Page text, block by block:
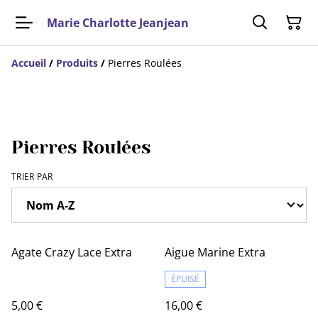
Marie Charlotte Jeanjean
Accueil / Produits / Pierres Roulées
Pierres Roulées
TRIER PAR
Agate Crazy Lace Extra
5,00 €
Aigue Marine Extra
ÉPUISÉ
16,00 €